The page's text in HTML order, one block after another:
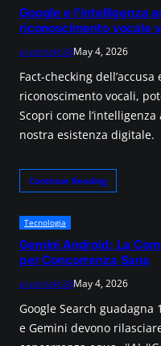
Google e l’intelligenza
riconoscimento vocale
ai.portale3dMay 4, 2026
Fact-checking
riconoscimento vocali,
Scopri come
nostra esistenza digitale.
Continue Reading
Tecnologia
Gemini Android: La
per Concorrenza Sana
ai.portale3dMay 4, 2026
Google Search
e Gemini devono